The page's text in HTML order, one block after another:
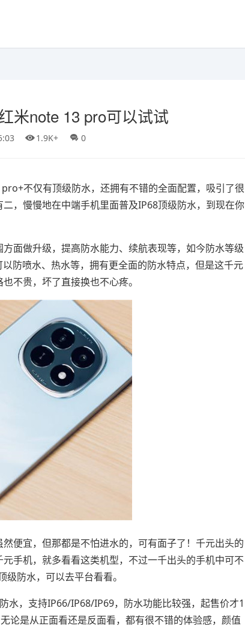
米note 13 pro可以试试
1.9K+ 0
不仅有顶级防水，还拥有不错的全面配置，吸引了很
，慢慢地在中端手机里面普及IP68顶级防水，到现在你
面做升级，提高防水能力、续航表现等，如今防水等级
防喷水、热水等，拥有更全面的防水特点，但是这千元
不贵，坏了直接换也不心疼。
便宜，但那都是不怕进水的，可有面子了！千元出头的
手机，就多看看这类机型，不过一千出头的手机中可不
防水，可以去平台看看。
水，支持IP66/IP68/IP69，防水功能比较强，起售价才1
论是从正面看还是反面看，都有很不错的体验感，颜值